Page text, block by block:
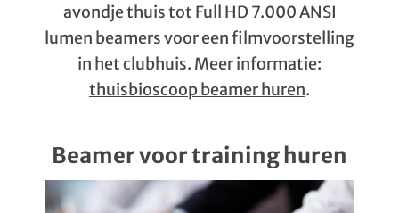
avondje thuis tot Full HD 7.000 ANSI
lumen beamers voor een filmvoorstelling
in het clubhuis. Meer informatie:
thuisbioscoop beamer huren.
Beamer voor training huren